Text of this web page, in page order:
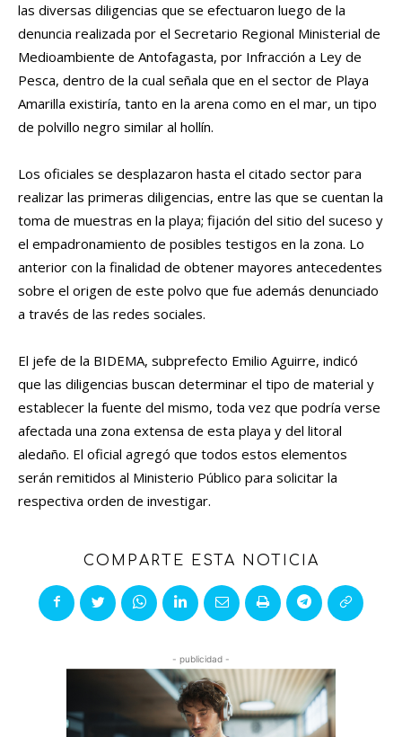
las diversas diligencias que se efectuaron luego de la
denuncia realizada por el Secretario Regional Ministerial de
Medioambiente de Antofagasta, por Infracción a Ley de
Pesca, dentro de la cual señala que en el sector de Playa
Amarilla existiría, tanto en la arena como en el mar, un tipo
de polvillo negro similar al hollín.
Los oficiales se desplazaron hasta el citado sector para
realizar las primeras diligencias, entre las que se cuentan la
toma de muestras en la playa; fijación del sitio del suceso y
el empadronamiento de posibles testigos en la zona. Lo
anterior con la finalidad de obtener mayores antecedentes
sobre el origen de este polvo que fue además denunciado
a través de las redes sociales.
El jefe de la BIDEMA, subprefecto Emilio Aguirre, indicó
que las diligencias buscan determinar el tipo de material y
establecer la fuente del mismo, toda vez que podría verse
afectada una zona extensa de esta playa y del litoral
aledaño. El oficial agregó que todos estos elementos
serán remitidos al Ministerio Público para solicitar la
respectiva orden de investigar.
COMPARTE ESTA NOTICIA
- publicidad -